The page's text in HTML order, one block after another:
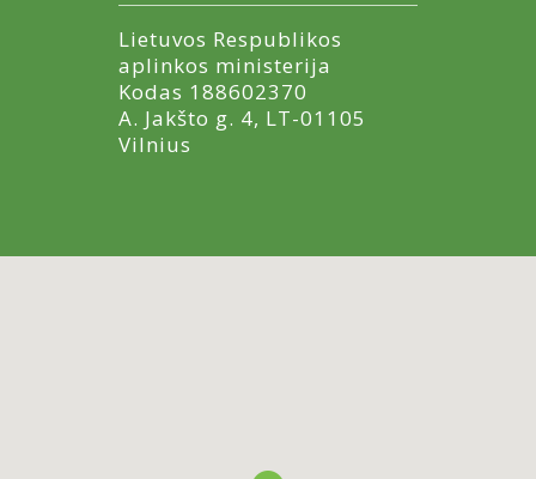
Lietuvos Respublikos
aplinkos ministerija
Kodas 188602370
A. Jakšto g. 4, LT-01105
Vilnius